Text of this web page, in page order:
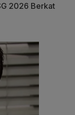
2026 Berkat